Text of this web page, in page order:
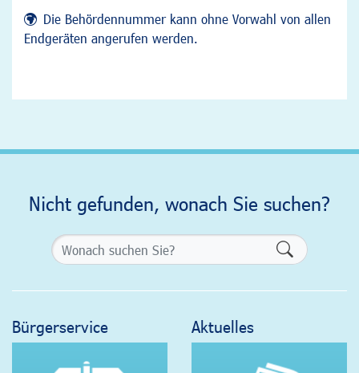
Die Behördennummer kann ohne Vorwahl von allen
Endgeräten angerufen werden.
Nicht gefunden, wonach Sie suchen?
Bürgerservice Aktuelles